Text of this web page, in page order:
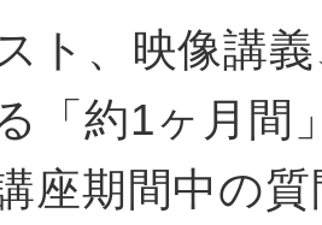
ト、映像講
「約1ヶ月間
座期間中の